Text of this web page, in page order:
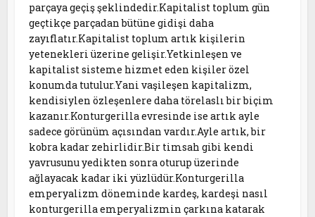
parçaya geçiş şeklindedir.Kapitalist toplum gün
geçtikçe parçadan bütüne gidişi daha
zayıflatır.Kapitalist toplum artık kişilerin
yetenekleri üzerine gelişir.Yetkinleşen ve
kapitalist sisteme hizmet eden kişiler özel
konumda tutulur.Yani vaşileşen kapitalizm,
kendisiylen özleşenlere daha törelaslı bir biçim
kazanır.Konturgerilla evresinde ise artık ayle
sadece görünüm açısından vardır.Ayle artık, bir
kobra kadar zehirlidir.Bir timsah gibi kendi
yavrusunu yedikten sonra oturup üzerinde
ağlayacak kadar iki yüzlüdür.Konturgerilla
emperyalizm döneminde kardeş, kardeşi nasıl
konturgerilla emperyalizmin çarkına katarak